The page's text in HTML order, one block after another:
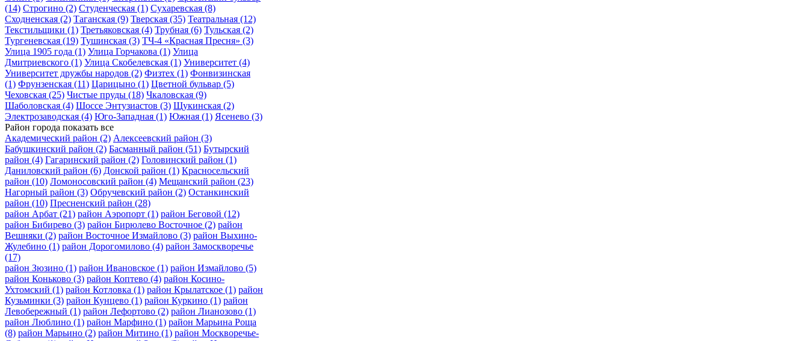
(14) Строгино (2) Студенческая (1) Сухаревская (8)
Сходненская (2) Таганская (9) Тверская (35) Театральная (12)
Текстильщики (1) Третьяковская (4) Трубная (6) Тульская (2)
Тургеневская (19) Тушинская (3) ТЧ-4 «Красная Пресня» (3)
Улица 1905 года (1) Улица Горчакова (1) Улица
Дмитриевского (1) Улица Скобелевская (1) Университет (4)
Университет дружбы народов (2) Физтех (1) Фонвизинская
(1) Фрунзенская (11) Царицыно (1) Цветной бульвар (5)
Чеховская (25) Чистые пруды (18) Чкаловская (9)
Шаболовская (4) Шоссе Энтузиастов (3) Щукинская (2)
Электрозаводская (4) Юго-Западная (1) Южная (1) Ясенево (3)
Район города показать все
Академический район (2) Алексеевский район (3)
Бабушкинский район (2) Басманный район (51) Бутырский
район (4) Гагаринский район (2) Головинский район (1)
Даниловский район (6) Донской район (1) Красносельский
район (10) Ломоносовский район (4) Мещанский район (23)
Нагорный район (3) Обручевский район (2) Останкинский
район (10) Пресненский район (28)
район Арбат (21) район Аэропорт (1) район Беговой (12)
район Бибирево (3) район Бирюлево Восточное (2) район
Вешняки (2) район Восточное Измайлово (3) район Выхино-
Жулебино (1) район Дорогомилово (4) район Замоскворечье
(17)
район Зюзино (1) район Ивановское (1) район Измайлово (5)
район Коньково (3) район Коптево (4) район Косино-
Ухтомский (1) район Котловка (1) район Крылатское (1) район
Кузьминки (3) район Кунцево (1) район Куркино (1) район
Левобережный (1) район Лефортово (2) район Лианозово (1)
район Люблино (1) район Марфино (1) район Марьина Роща
(8) район Марьино (2) район Митино (1) район Москворечье-